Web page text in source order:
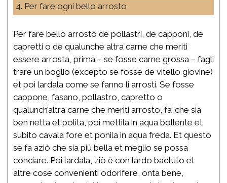
4. Per fare ogni bello arrosto
Per fare bello arrosto de pollastri, de capponi, de
capretti o de qualunche altra carne che meriti
essere arrosta, prima – se fosse carne grossa – fagli
trare un boglio (excepto se fosse de vitello giovine)
et poi lardala come se fanno li arrosti. Se fosse
cappone, fasano, pollastro, capretto o
qualunch’altra carne che meriti arrosto, fa’ che sia
ben netta et polita, poi mettila in aqua bollente et
subito cavala fore et ponila in aqua freda. Et questo
se fa aziò che sia più bella et meglio se possa
conciare. Poi lardala, ziò è con lardo bactuto et
altre cose convenienti odorifere, onta bene,